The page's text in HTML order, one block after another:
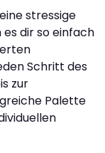
stressige
dir so einfach
Schritt des
zur
Palette